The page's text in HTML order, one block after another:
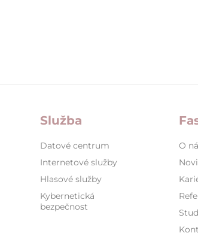
Služba
Datové centrum
Internetové služby
Hlasové služby
Kybernetická
bezpečnost
O